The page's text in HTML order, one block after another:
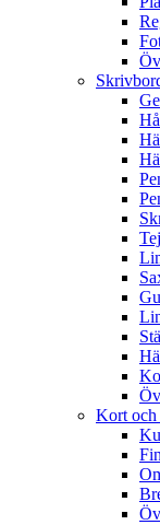
Kort och